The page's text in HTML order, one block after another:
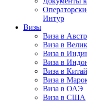
Интур
Визы
Виза в
Виза в
Виза в
Виза в
Виза в Китай
Виза в
Виза в ОАЭ
Виза в США